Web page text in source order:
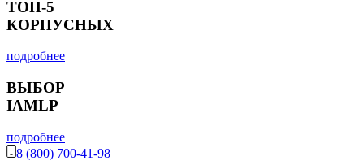
ТОП-5
КОРПУСНЫХ
подробнее
ВЫБОР
IAMLP
подробнее
8 (800) 700-41-98